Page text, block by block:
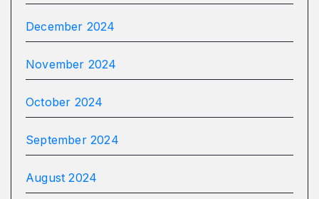
December 2024
November 2024
October 2024
September 2024
August 2024